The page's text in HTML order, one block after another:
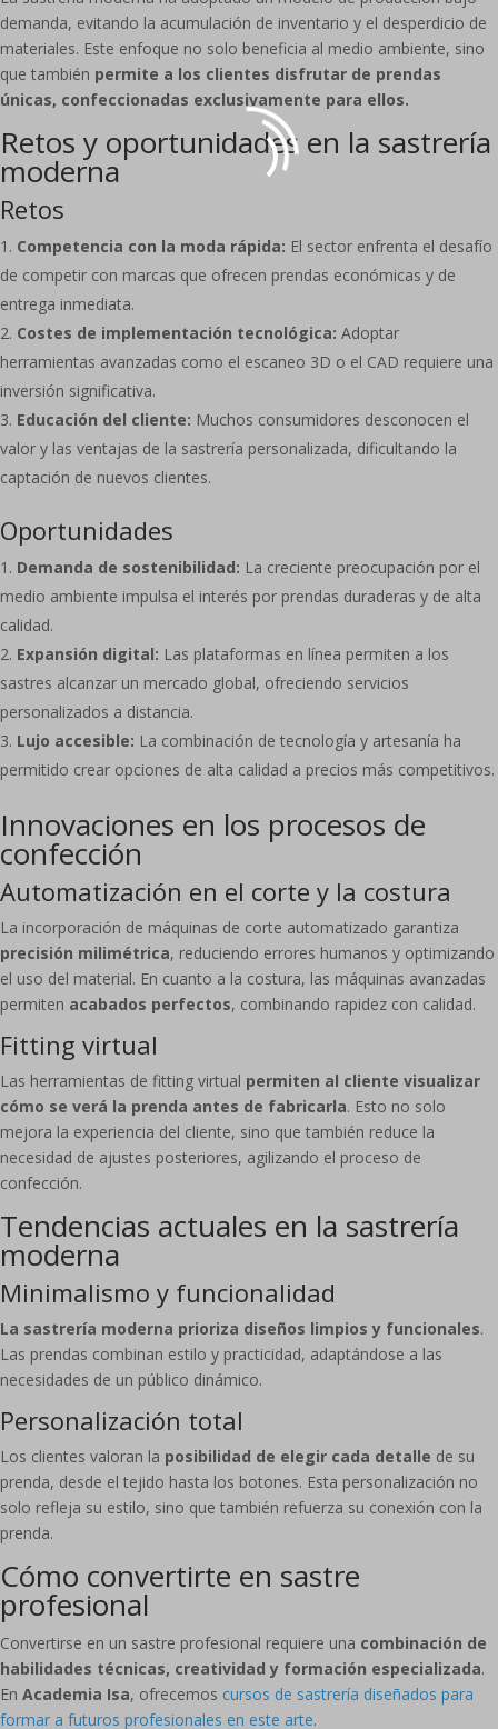
demanda, evitando la acumulación de inventario y el desperdicio de
materiales. Este enfoque no solo beneficia al medio ambiente, sino
que también permite a los clientes disfrutar de prendas
únicas, confeccionadas exclusivamente para ellos.
Retos y oportunidades en la sastrería
moderna
Retos
Competencia con la moda rápida: El sector enfrenta el desafío
de competir con marcas que ofrecen prendas económicas y de
entrega inmediata.
Costes de implementación tecnológica: Adoptar
herramientas avanzadas como el escaneo 3D o el CAD requiere una
inversión significativa.
Educación del cliente: Muchos consumidores desconocen el
valor y las ventajas de la sastrería personalizada, dificultando la
captación de nuevos clientes.
Oportunidades
Demanda de sostenibilidad: La creciente preocupación por el
medio ambiente impulsa el interés por prendas duraderas y de alta
calidad.
Expansión digital: Las plataformas en línea permiten a los
sastres alcanzar un mercado global, ofreciendo servicios
personalizados a distancia.
Lujo accesible: La combinación de tecnología y artesanía ha
permitido crear opciones de alta calidad a precios más competitivos.
Innovaciones en los procesos de
confección
Automatización en el corte y la costura
La incorporación de máquinas de corte automatizado garantiza
precisión milimétrica, reduciendo errores humanos y optimizando
el uso del material. En cuanto a la costura, las máquinas avanzadas
permiten acabados perfectos, combinando rapidez con calidad.
Fitting virtual
Las herramientas de fitting virtual permiten al cliente visualizar
cómo se verá la prenda antes de fabricarla. Esto no solo
mejora la experiencia del cliente, sino que también reduce la
necesidad de ajustes posteriores, agilizando el proceso de
confección.
Tendencias actuales en la sastrería
moderna
Minimalismo y funcionalidad
La sastrería moderna prioriza diseños limpios y funcionales.
Las prendas combinan estilo y practicidad, adaptándose a las
necesidades de un público dinámico.
Personalización total
Los clientes valoran la posibilidad de elegir cada detalle de su
prenda, desde el tejido hasta los botones. Esta personalización no
solo refleja su estilo, sino que también refuerza su conexión con la
prenda.
Cómo convertirte en sastre
profesional
Convertirse en un sastre profesional requiere una combinación de
habilidades técnicas, creatividad y formación especializada.
En Academia Isa, ofrecemos cursos de sastrería diseñados para
formar a futuros profesionales en este arte.